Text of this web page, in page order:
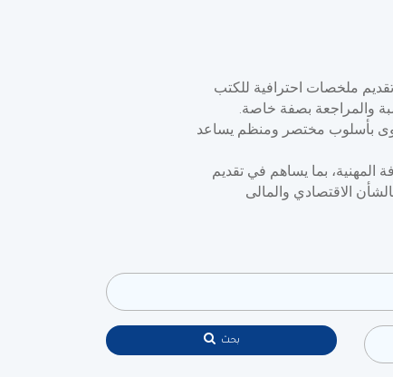
ملخصات احترافية للكتب
والمراجعة بصفة خاصة.
بأسلوب مختصر ومنظم يساعد
المهنية، بما يساهم في تقديم
الاقتصادي والمالى
بحث